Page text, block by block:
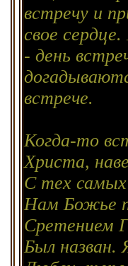
встречу и
свое
- день
встрече.
Когда-то
Христа,
С тех самых
Нам Божье
Сретением
Был назван.